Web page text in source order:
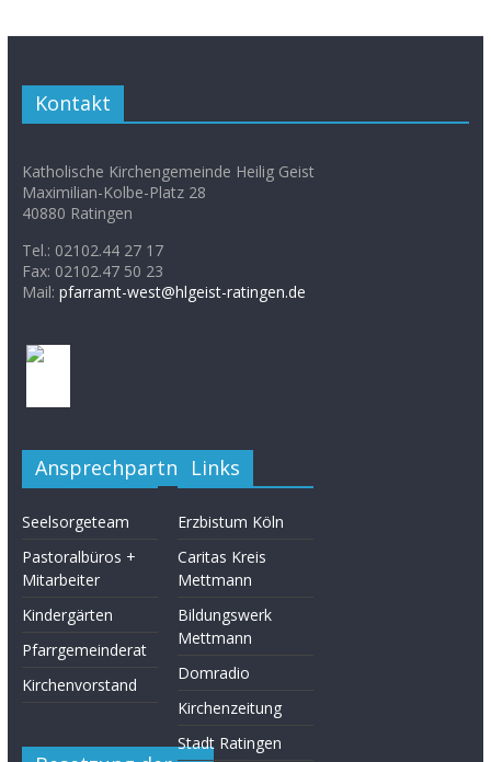
Kontakt
Katholische Kirchengemeinde Heilig Geist
Maximilian-Kolbe-Platz 28
40880 Ratingen
Tel.: 02102.44 27 17
Fax: 02102.47 50 23
Mail: pfarramt-west@hlgeist-ratingen.de
Ansprechpartner
Seelsorgeteam
Pastoralbüros +
Mitarbeiter
Kindergärten
Pfarrgemeinderat
Kirchenvorstand
Links
Erzbistum Köln
Caritas Kreis
Mettmann
Bildungswerk
Mettmann
Domradio
Kirchenzeitung
Stadt Ratingen